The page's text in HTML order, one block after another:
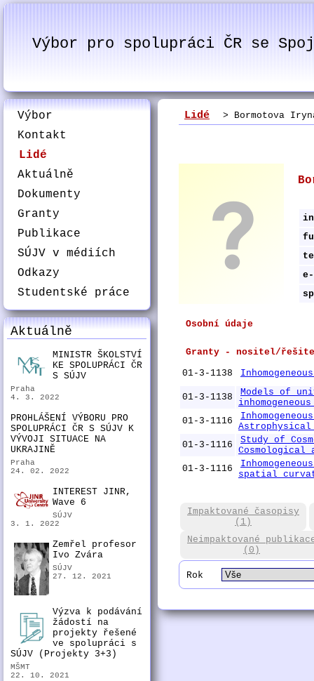
Výbor pro spolupráci ČR se
Výbor
Kontakt
Lidé
Aktuálně
Dokumenty
Granty
Publikace
SÚJV v médiích
Odkazy
Studentské práce
Aktuálně
MINISTR ŠKOLSTVÍ
KE SPOLUPRÁCI ČR
S SÚJV
Praha
4. 3. 2022
PROHLÁŠENÍ VÝBORU PRO
SPOLUPRÁCI ČR S SÚJV K
VÝVOJI SITUACE NA
UKRAJINĚ
Praha
24. 02. 2022
INTEREST JINR,
Wave 6
SÚJV
3. 1. 2022
Zemřel profesor
Ivo Zvára
SÚJV
27. 12. 2021
Výzva k podávání
žádostí na
projekty řešené
ve spolupráci s
SÚJV (Projekty 3+3)
MŠMT
22. 10. 2021
Lidé > Bormotova
Osobní údaje
Granty - nositel/
01-3-1138
01-3-1138
Models of
01-3-1116
Astrophysical
01-3-1116
Study of
Cosmological
01-3-1116
spatial
Impaktované časopisy
(1)
Neimpaktované
(0)
Rok